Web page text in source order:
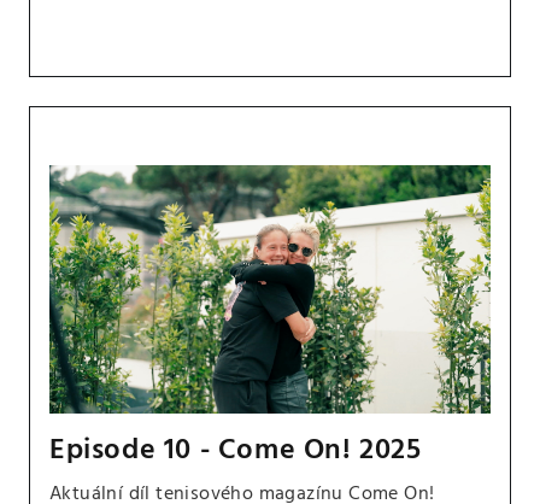
Episode 10 - Come On! 2025
Aktuální díl tenisového magazínu Come On!